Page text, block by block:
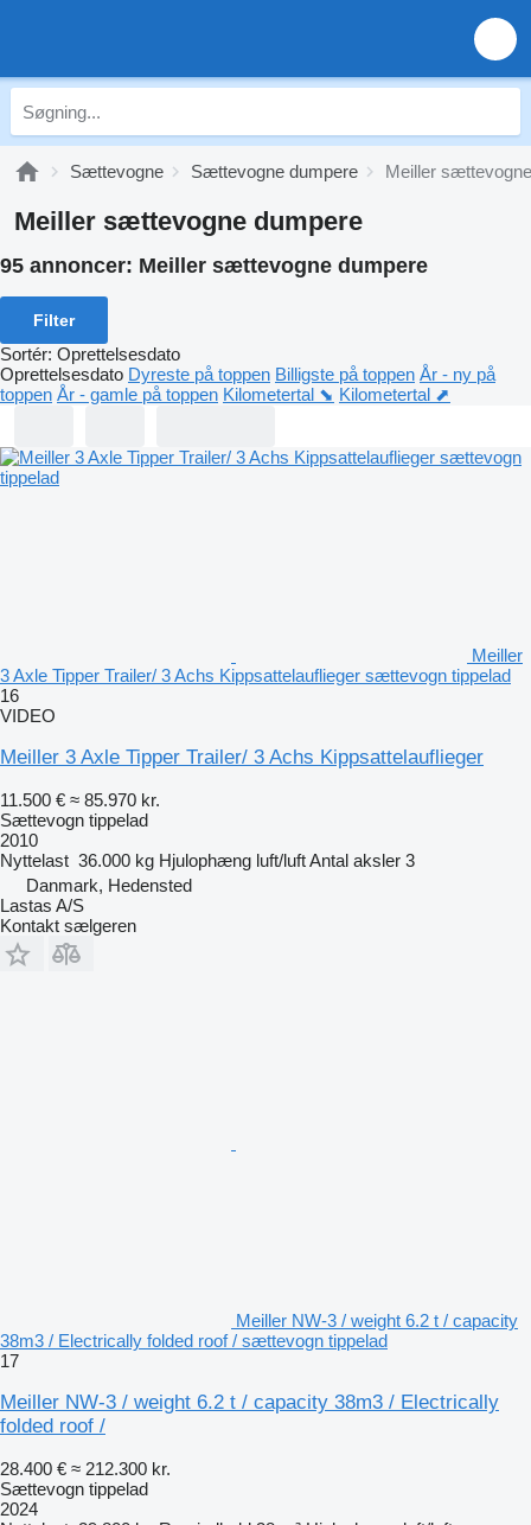
Sættevogne Sættevogne dumpere Meiller
Meiller sættevogne dumpere
95 annoncer: Meiller sættevogne dumpere
Filter
Sortér: Oprettelsesdato
Oprettelsesdato Dyreste på toppen Billigste på toppen År - ny på
toppen År - gamle på toppen Kilometertal ⬊ Kilometertal ⬈
Meiller
3 Axle Tipper Trailer/ 3 Achs Kippsattelauflieger sættevogn tippelad
16
VIDEO
Meiller 3 Axle Tipper Trailer/ 3 Achs Kippsattelauflieger
11.500 € ≈ 85.970 kr.
Sættevogn tippelad
2010
Nyttelast 36.000 kg Hjulophæng luft/luftAntal aksler 3
Danmark, Hedensted
Lastas A/S
Kontakt sælgeren
Meiller NW-3 / weight 6.2 t / capacity
38m3 / Electrically folded roof / sættevogn tippelad
17
Meiller NW-3 / weight 6.2 t / capacity 38m3 / Electrically
folded roof /
28.400 € ≈ 212.300 kr.
Sættevogn tippelad
2024